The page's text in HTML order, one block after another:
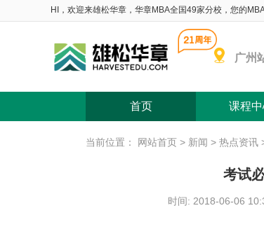
HI，欢迎来雄松华章，华章MBA全国49家分校，您的
广州
首页 课程
当前位置： 网站首页 > 新闻 > 热点资讯
考试
时间: 2018-06-06